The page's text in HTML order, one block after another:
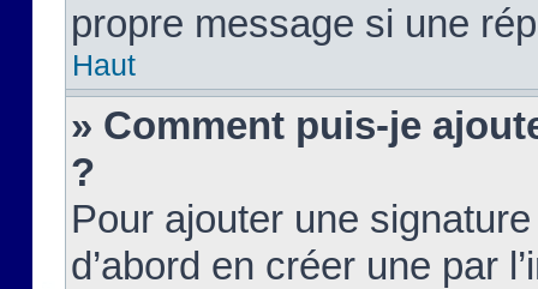
propre message si une
Haut
» Comment puis-je
?
Pour ajouter une
d’abord en créer une par